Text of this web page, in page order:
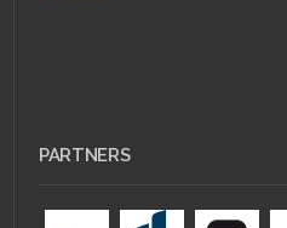
PARTNERS